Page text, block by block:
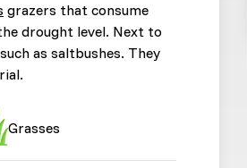
grazers that consume
drought level. Next to
as saltbushes. They
Grasses